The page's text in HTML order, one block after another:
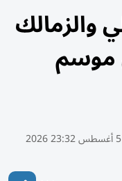
والزمالك
موسم
5 أغسطس 23:32 2026